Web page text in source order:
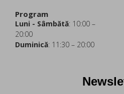
Program
Luni - Sâmbătă: 10:00 –
20:00
Duminică: 11:30 – 20:00